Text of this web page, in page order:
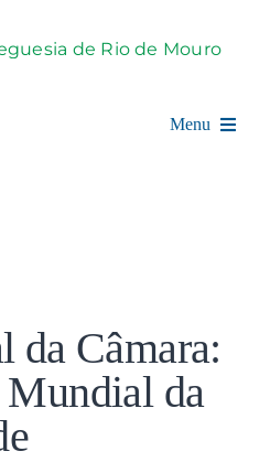
Menu
Digital
e Eventos
da Câmara:
da